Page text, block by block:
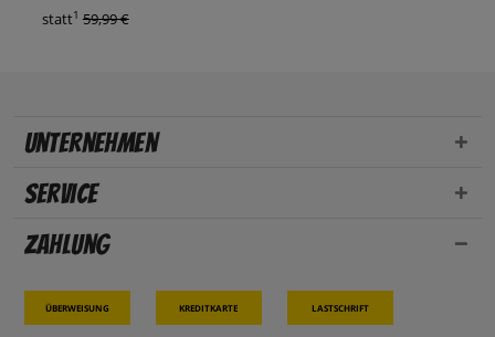
statt1 59,99 €
Unternehmen
Service
Zahlung
Überweisung Kreditkarte Lastschrift